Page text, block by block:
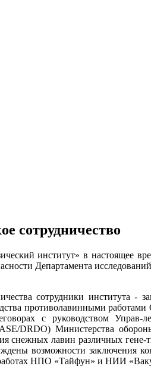
сотрудничество
институт» в настоящее
Департамента
сотрудники института
противолавинными
с руководством Управ-
DRDO) Министерства
снежных лавин различных
возможности заключения
НПО «Тайфун» и НИИ